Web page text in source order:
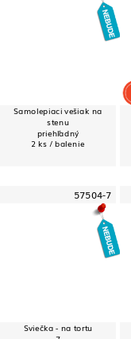
Samolepiaci vešiak na
stenu
priehľadný
2 ks / balenie
57504-7
Sviečka - na tortu